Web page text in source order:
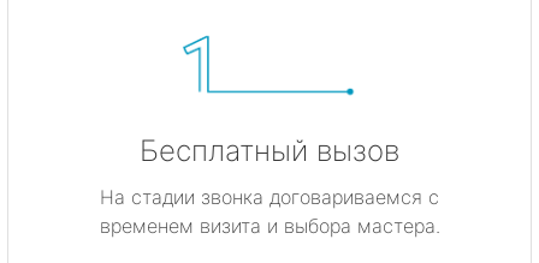
Бесплатный вызов
На стадии звонка договариваемся с
временем визита и выбора мастера.